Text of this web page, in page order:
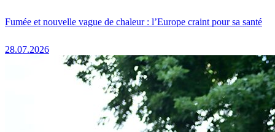
Fumée et nouvelle vague de chaleur : l’Europe craint pour sa santé
28.07.2026